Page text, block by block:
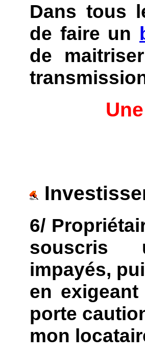
Dans tous
de faire un
de
6/
souscris
impayés,
en
porte
mon